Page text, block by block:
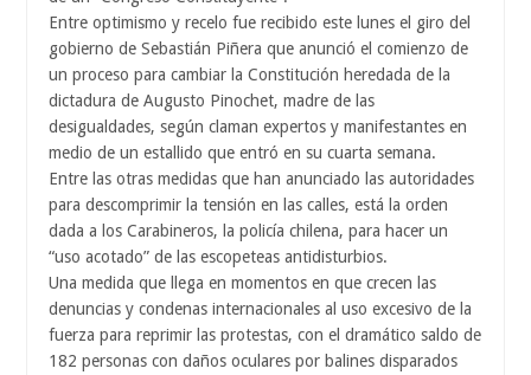
Entre optimismo y recelo fue recibido este lunes el giro del
gobierno de Sebastián Piñera que anunció el comienzo de
un proceso para cambiar la Constitución heredada de la
dictadura de Augusto Pinochet, madre de las
desigualdades, según claman expertos y manifestantes en
medio de un estallido que entró en su cuarta semana.
Entre las otras medidas que han anunciado las autoridades
para descomprimir la tensión en las calles, está la orden
dada a los Carabineros, la policía chilena, para hacer un
“uso acotado” de las escopeteas antidisturbios.
Una medida que llega en momentos en que crecen las
denuncias y condenas internacionales al uso excesivo de la
fuerza para reprimir las protestas, con el dramático saldo de
182 personas con daños oculares por balines disparados